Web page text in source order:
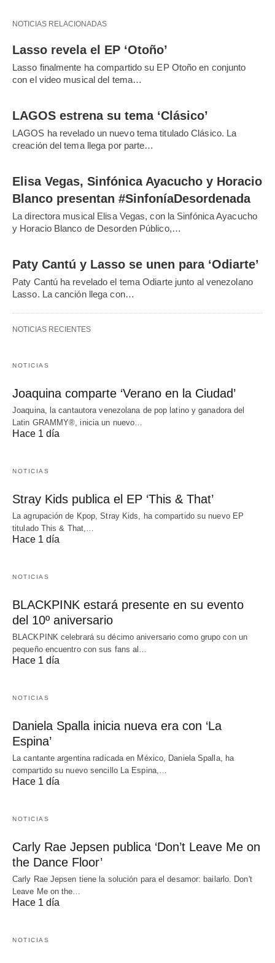
NOTICIAS RELACIONADAS
Lasso revela el EP ‘Otoño’
Lasso finalmente ha compartido su EP Otoño en conjunto
con el video musical del tema…
LAGOS estrena su tema ‘Clásico’
LAGOS ha revelado un nuevo tema titulado Clásico. La
creación del tema llega por parte…
Elisa Vegas, Sinfónica Ayacucho y Horacio
Blanco presentan #SinfoníaDesordenada
La directora musical Elisa Vegas, con la Sinfónica Ayacucho
y Horacio Blanco de Desorden Público,…
Paty Cantú y Lasso se unen para ‘Odiarte’
Paty Cantú ha revelado el tema Odiarte junto al venezolano
Lasso. La canción llega con…
NOTICIAS RECIENTES
NOTICIAS
Joaquina comparte ‘Verano en la Ciudad’
Joaquina, la cantautora venezolana de pop latino y ganadora del
Latin GRAMMY®, inicia un nuevo…
Hace 1 día
NOTICIAS
Stray Kids publica el EP ‘This & That’
La agrupación de Kpop, Stray Kids, ha compartido su nuevo EP
titulado This & That,…
Hace 1 día
NOTICIAS
BLACKPINK estará presente en su evento
del 10º aniversario
BLACKPINK celebrará su décimo aniversario como grupo con un
pequeño encuentro con sus fans al…
Hace 1 día
NOTICIAS
Daniela Spalla inicia nueva era con ‘La
Espina’
La cantante argentina radicada en México, Daniela Spalla, ha
compartido su nuevo sencillo La Espina,…
Hace 1 día
NOTICIAS
Carly Rae Jepsen publica ‘Don’t Leave Me on
the Dance Floor’
Carly Rae Jepsen tiene la solución para el desamor: bailarlo. Don't
Leave Me on the…
Hace 1 día
NOTICIAS